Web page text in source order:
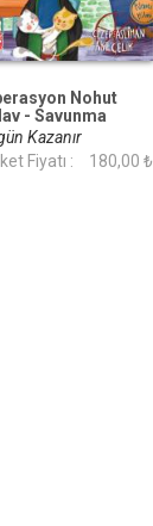
Nohut
- Savunma
Kazanır
Fiyatı :
180,00 ₺